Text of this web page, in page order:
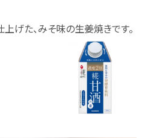
げた、みそ味の生姜焼きです。